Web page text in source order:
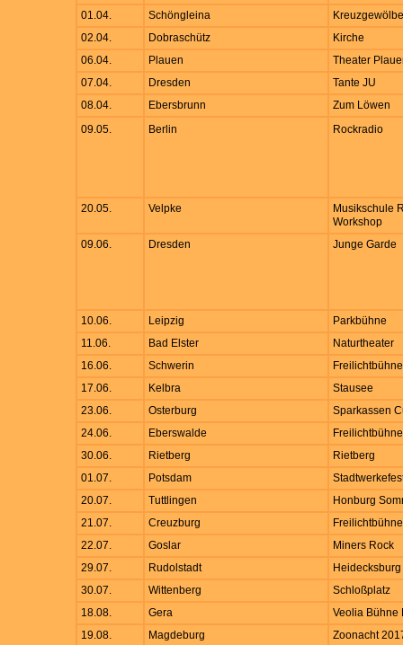
01.04.
Schöngleina
Kreuzgewölbe
02.04.
Dobraschütz
Kirche
06.04.
Plauen
Theater
07.04.
Dresden
Tante JU
08.04.
Ebersbrunn
Zum Löwen
09.05.
Berlin Rockradio
20.05. Velpke
Musikschule
Workshop
09.06.
Dresden Junge Garde
10.06. Leipzig
Parkbühne
11.06.
Bad Elster
Naturtheater
16.06.
Schwerin
Freilichtbühne
17.06.
Kelbra
Stausee
23.06.
Osterburg
Sparkassen
24.06.
Eberswalde
Freilichtbühne
30.06.
Rietberg
Rietberg
01.07.
Potsdam
20.07.
Tuttlingen
Honburg
21.07.
Creuzburg
Freilichtbühne
22.07.
Goslar
Miners Rock
29.07.
Rudolstadt
Heidecksburg
30.07.
Wittenberg
Schloßplatz
18.08.
Gera
Veolia Bühne
19.08.
Magdeburg
Zoonacht